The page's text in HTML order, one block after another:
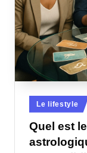
Posted
in
Le lifestyle
Quel est